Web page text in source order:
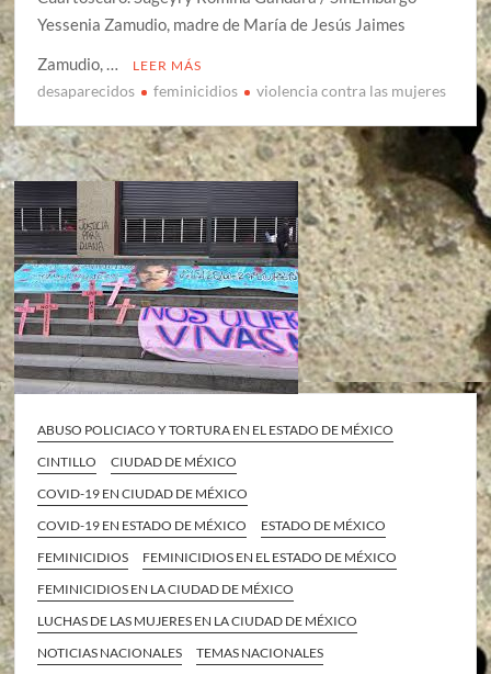
Yessenia Zamudio, madre de María de Jesús Jaimes
Zamudio, …
LEER MÁS
desaparecidos feminicidios violencia contra las mujeres
ABUSO POLICIACO Y TORTURA EN EL ESTADO DE MÉXICO
CINTILLO
CIUDAD DE MÉXICO
COVID-19 EN CIUDAD DE MÉXICO
COVID-19 EN ESTADO DE MÉXICO
ESTADO DE MÉXICO
FEMINICIDIOS
FEMINICIDIOS EN EL ESTADO DE MÉXICO
FEMINICIDIOS EN LA CIUDAD DE MÉXICO
LUCHAS DE LAS MUJERES EN LA CIUDAD DE MÉXICO
NOTICIAS NACIONALES
TEMAS NACIONALES